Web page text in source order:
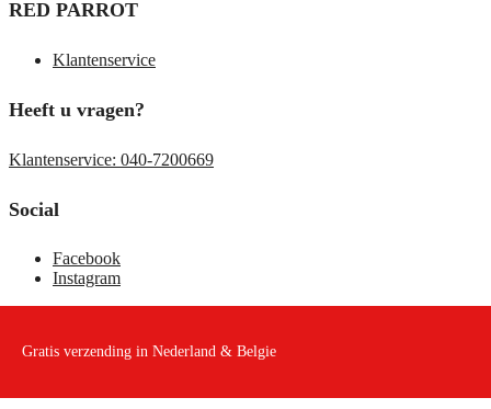
RED PARROT
Klantenservice
Heeft u vragen?
Klantenservice: 040-7200669
Social
Facebook
Instagram
Gratis verzending in Nederland & Belgie